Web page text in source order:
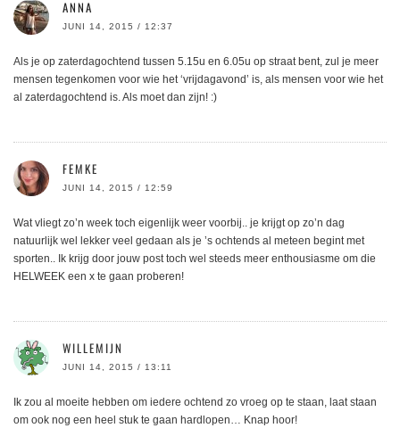
ANNA
JUNI 14, 2015 / 12:37
Als je op zaterdagochtend tussen 5.15u en 6.05u op straat bent, zul je meer
mensen tegenkomen voor wie het ‘vrijdagavond’ is, als mensen voor wie het
al zaterdagochtend is. Als moet dan zijn! :)
FEMKE
JUNI 14, 2015 / 12:59
Wat vliegt zo’n week toch eigenlijk weer voorbij.. je krijgt op zo’n dag
natuurlijk wel lekker veel gedaan als je ’s ochtends al meteen begint met
sporten.. Ik krijg door jouw post toch wel steeds meer enthousiasme om die
HELWEEK een x te gaan proberen!
WILLEMIJN
JUNI 14, 2015 / 13:11
Ik zou al moeite hebben om iedere ochtend zo vroeg op te staan, laat staan
om ook nog een heel stuk te gaan hardlopen… Knap hoor!